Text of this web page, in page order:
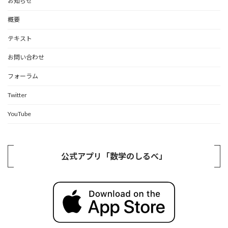
概要
テキスト
お問い合わせ
フォーラム
Twitter
YouTube
公式アプリ「数学のしるべ」